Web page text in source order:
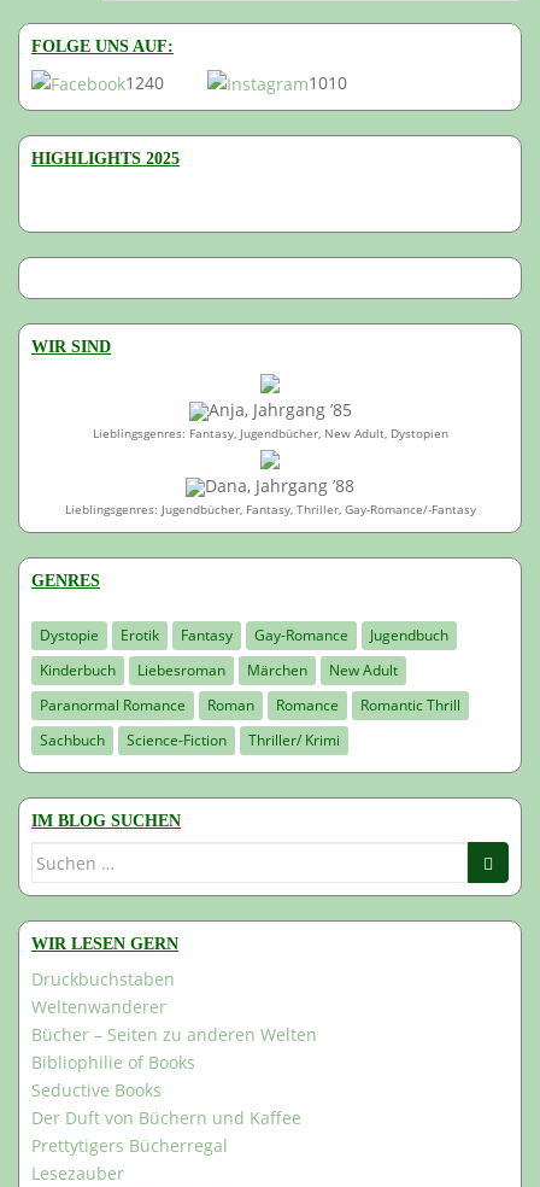
FOLGE UNS AUF:
1240 1010
HIGHLIGHTS 2025
WIR SIND
Anja, Jahrgang ’85
Lieblingsgenres: Fantasy, Jugendbücher, New Adult, Dystopien
Dana, Jahrgang ’88
Lieblingsgenres: Jugendbücher, Fantasy, Thriller, Gay-Romance/-Fantasy
GENRES
Dystopie Erotik Fantasy Gay-Romance
Jugendbuch
Kinderbuch
Liebesroman Märchen
New Adult
Paranormal Romance
Roman Romance
Romantic Thrill
Sachbuch
Science-Fiction Thriller/ Krimi
IM BLOG SUCHEN
Suchen
WIR LESEN GERN
Druckbuchstaben
Weltenwanderer
Bücher – Seiten zu anderen Welten
Bibliophilie of Books
Seductive Books
Der Duft von Büchern und Kaffee
Prettytigers Bücherregal
Lesezauber